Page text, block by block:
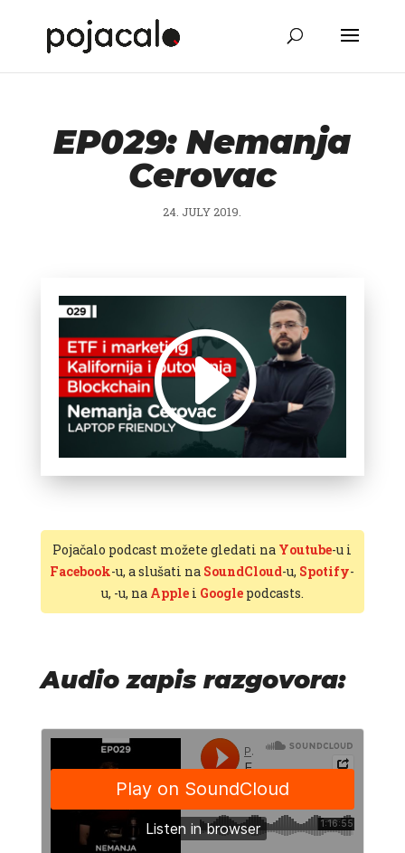
EP029: Nemanja
Cerovac
24. JULY 2019.
Pojačalo podcast možete gledati na Youtube-u i
Facebook-u, a slušati na SoundCloud-u, Spotify-
u, -u, na Applei Googlepodcasts.
Audio zapis razgovora: